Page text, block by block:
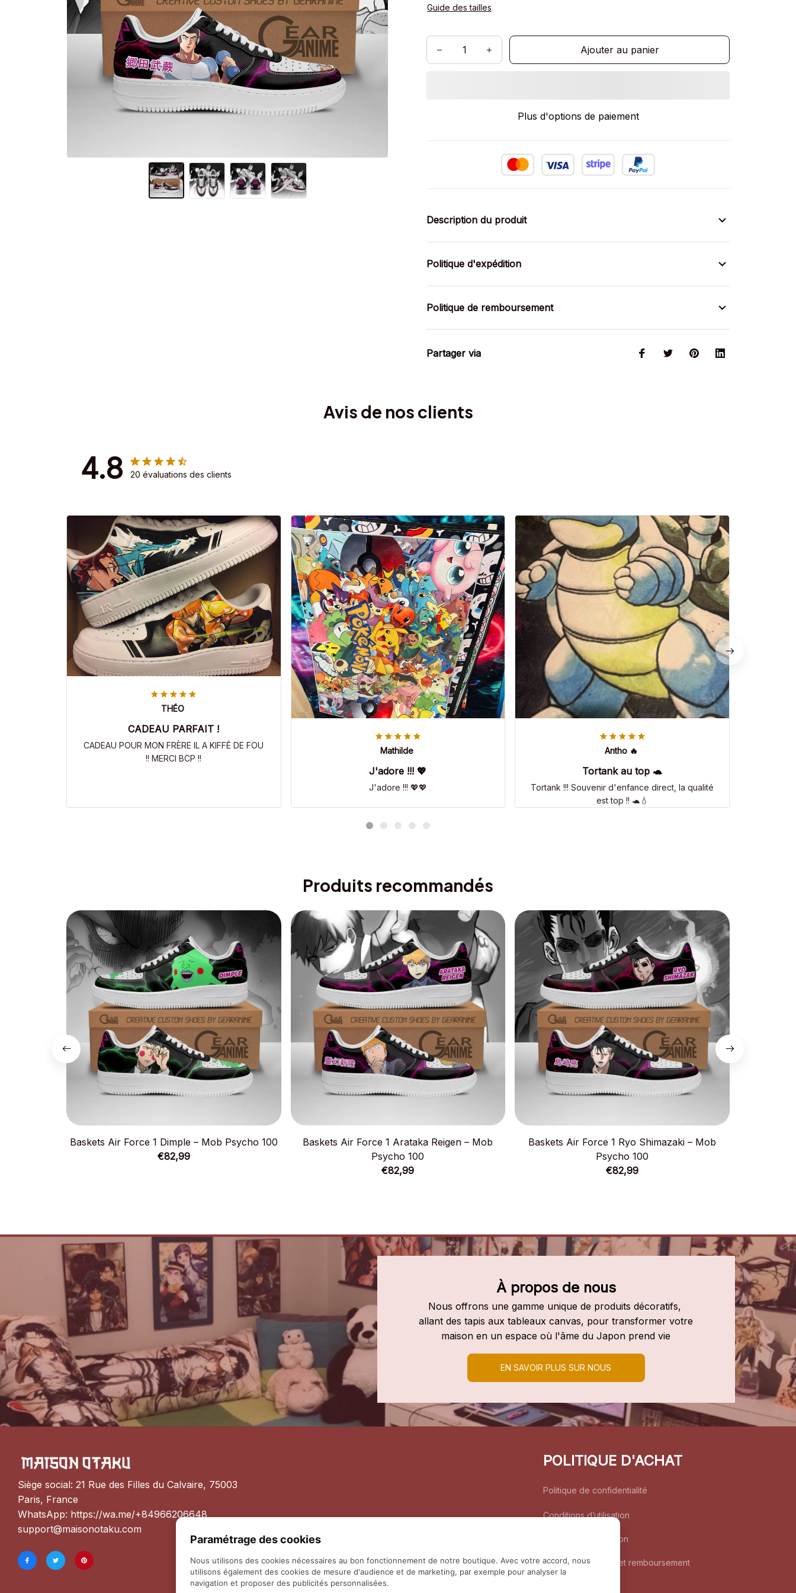
Guide des tailles
Ajouter au panier
Plus d'options de paiement
Description du produit
Politique d'expédition
Politique de remboursement
Partager via
Avis de nos clients
4.8 20 évaluations des clients
THÉO
CADEAU PARFAIT !
CADEAU POUR MON FRÈRE IL A KIFFÉ DE FOU
!! MERCI BCP !!
Mathilde
J'adore !!! 💖
J'adore !!! 💖💖
Antho 🔥
Tortank au top 🐢
Tortank !!! Souvenir d'enfance direct, la qualité
est top !! 🐢💧
Produits recommandés
Baskets Air Force 1 Dimple – Mob Psycho 100
€82,99
Baskets Air Force 1 Arataka Reigen – Mob
Psycho 100
€82,99
Baskets Air Force 1 Ryo Shimazaki – Mob
Psycho 100
€82,99
À propos de nous
Nous offrons une gamme unique de produits décoratifs,
allant des tapis aux tableaux canvas, pour transformer votre
maison en un espace où l'âme du Japon prend vie
EN SAVOIR PLUS SUR NOUS
Siège social: 21 Rue des Filles du Calvaire, 75003
Paris, France
WhatsApp: https://wa.me/+84966206648
support@maisonotaku.com
POLITIQUE D'ACHAT
Politique de confidentialité
Conditions d’utilisation
Politique d’expédition
Politique de retour et remboursement
Paramétrage des cookies
Nous utilisons des cookies nécessaires au bon fonctionnement de notre boutique. Avec votre accord, nous
utilisons également des cookies de mesure d'audience et de marketing, par exemple pour analyser la
navigation et proposer des publicités personnalisées.